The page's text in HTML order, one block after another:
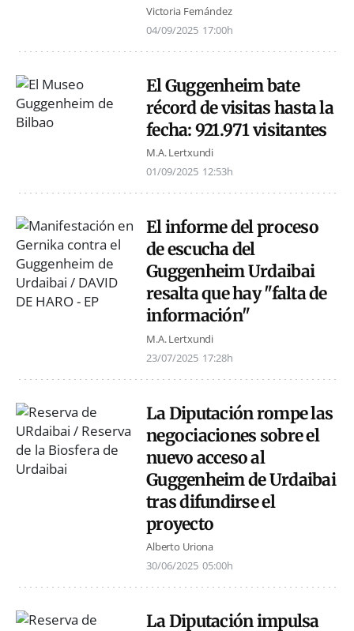
Victoria Fernández
04/09/2025 17:00h
El Guggenheim bate
récord de visitas hasta la
fecha: 921.971 visitantes
M.A. Lertxundi
01/09/2025 12:53h
El informe del proceso
de escucha del
Guggenheim Urdaibai
resalta que hay "falta de
información"
M.A. Lertxundi
23/07/2025 17:28h
La Diputación rompe las
negociaciones sobre el
nuevo acceso al
Guggenheim de Urdaibai
tras difundirse el
proyecto
Alberto Uriona
30/06/2025 05:00h
La Diputación impulsa